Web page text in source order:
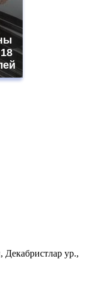
Декабристлар ур.,